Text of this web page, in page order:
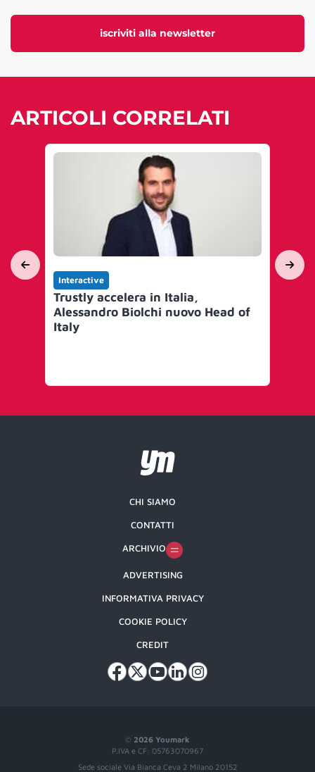
iscriviti alla newsletter
ARTICOLI CORRELATI
Interactive
Trustly accelera in Italia,
Alessandro Biolchi nuovo Head of
Italy
© 2026 Youmark
P.IVA e CF: 05763070967
Sede sociale Via Bianca Ceva 2 Milano 20152
CHI SIAMO
CONTATTI
ARCHIVIO
ADVERTISING
INFORMATIVA PRIVACY
COOKIE POLICY
CREDIT